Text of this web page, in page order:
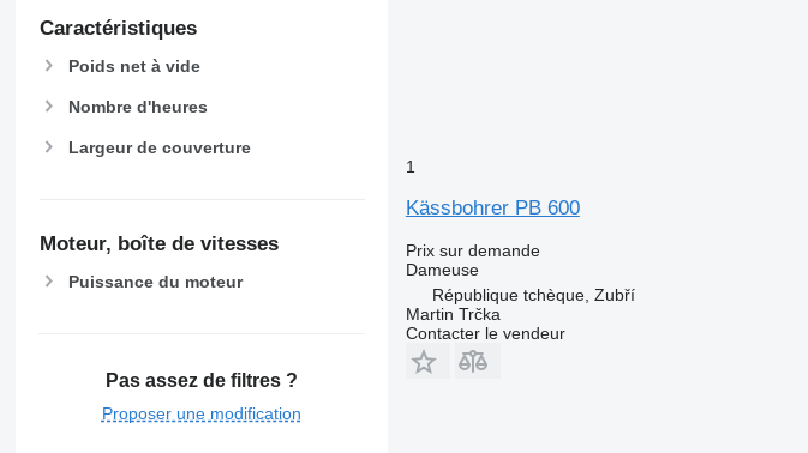
Caractéristiques
Poids net à vide
Nombre d'heures
Largeur de couverture
Moteur, boîte de vitesses
Puissance du moteur
Pas assez de filtres ?
Proposer une modification
1
Kässbohrer PB 600
Prix sur demande
Dameuse
République tchèque, Zubří
Martin Trčka
Contacter le vendeur